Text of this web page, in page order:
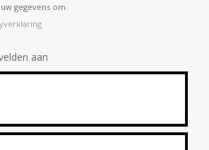
gegevens om.
aan